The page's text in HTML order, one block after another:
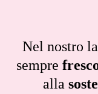
Nel nostro
sempre
alla